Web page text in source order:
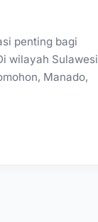
penting bagi
wilayah Sulawesi
Manado,